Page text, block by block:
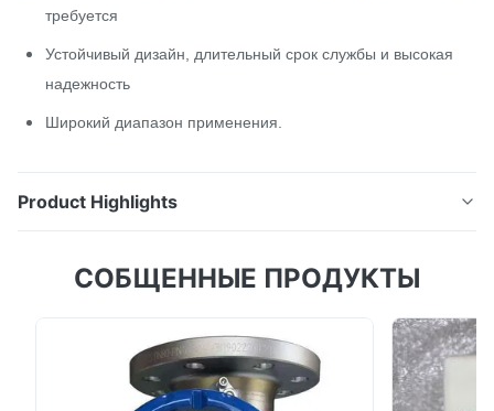
требуется
Устойчивый дизайн, длительный срок службы и высокая
надежность
Широкий диапазон применения.
Product Highlights
клапанам напрямую подключаться в серии в
дифференциальное давление не требуется
Устойчивый дизайн, длительный срок службы и
высокая надежность Широкий диапазон
СОБЩЕННЫЕ ПРОДУКТЫ